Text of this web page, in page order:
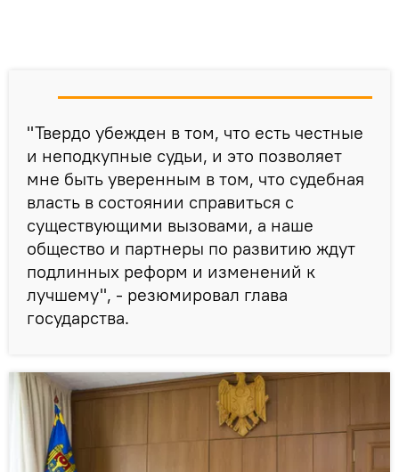
"Твердо убежден в том, что есть честные
и неподкупные судьи, и это позволяет
мне быть уверенным в том, что судебная
власть в состоянии справиться с
существующими вызовами, а наше
общество и партнеры по развитию ждут
подлинных реформ и изменений к
лучшему", - резюмировал глава
государства.